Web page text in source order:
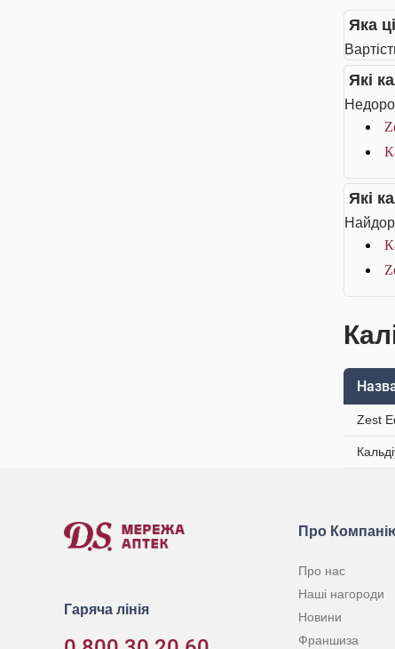
Яка
Які
Які
Zest
Гаряча лінія
Про
Про нас
Наші нагороди
Новини
Франшиза